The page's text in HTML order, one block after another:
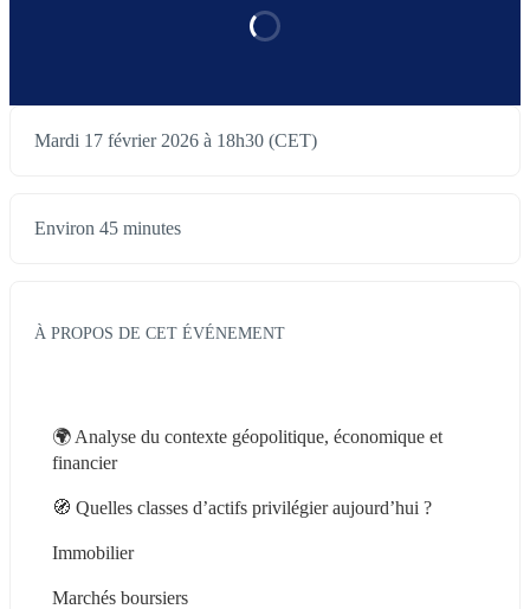
Mardi 17 février 2026 à 18h30 (CET)
Environ 45 minutes
À PROPOS DE CET ÉVÉNEMENT
🌍 Analyse du contexte géopolitique, économique et
financier
🧭 Quelles classes d’actifs privilégier aujourd’hui ?
Immobilier
Marchés boursiers